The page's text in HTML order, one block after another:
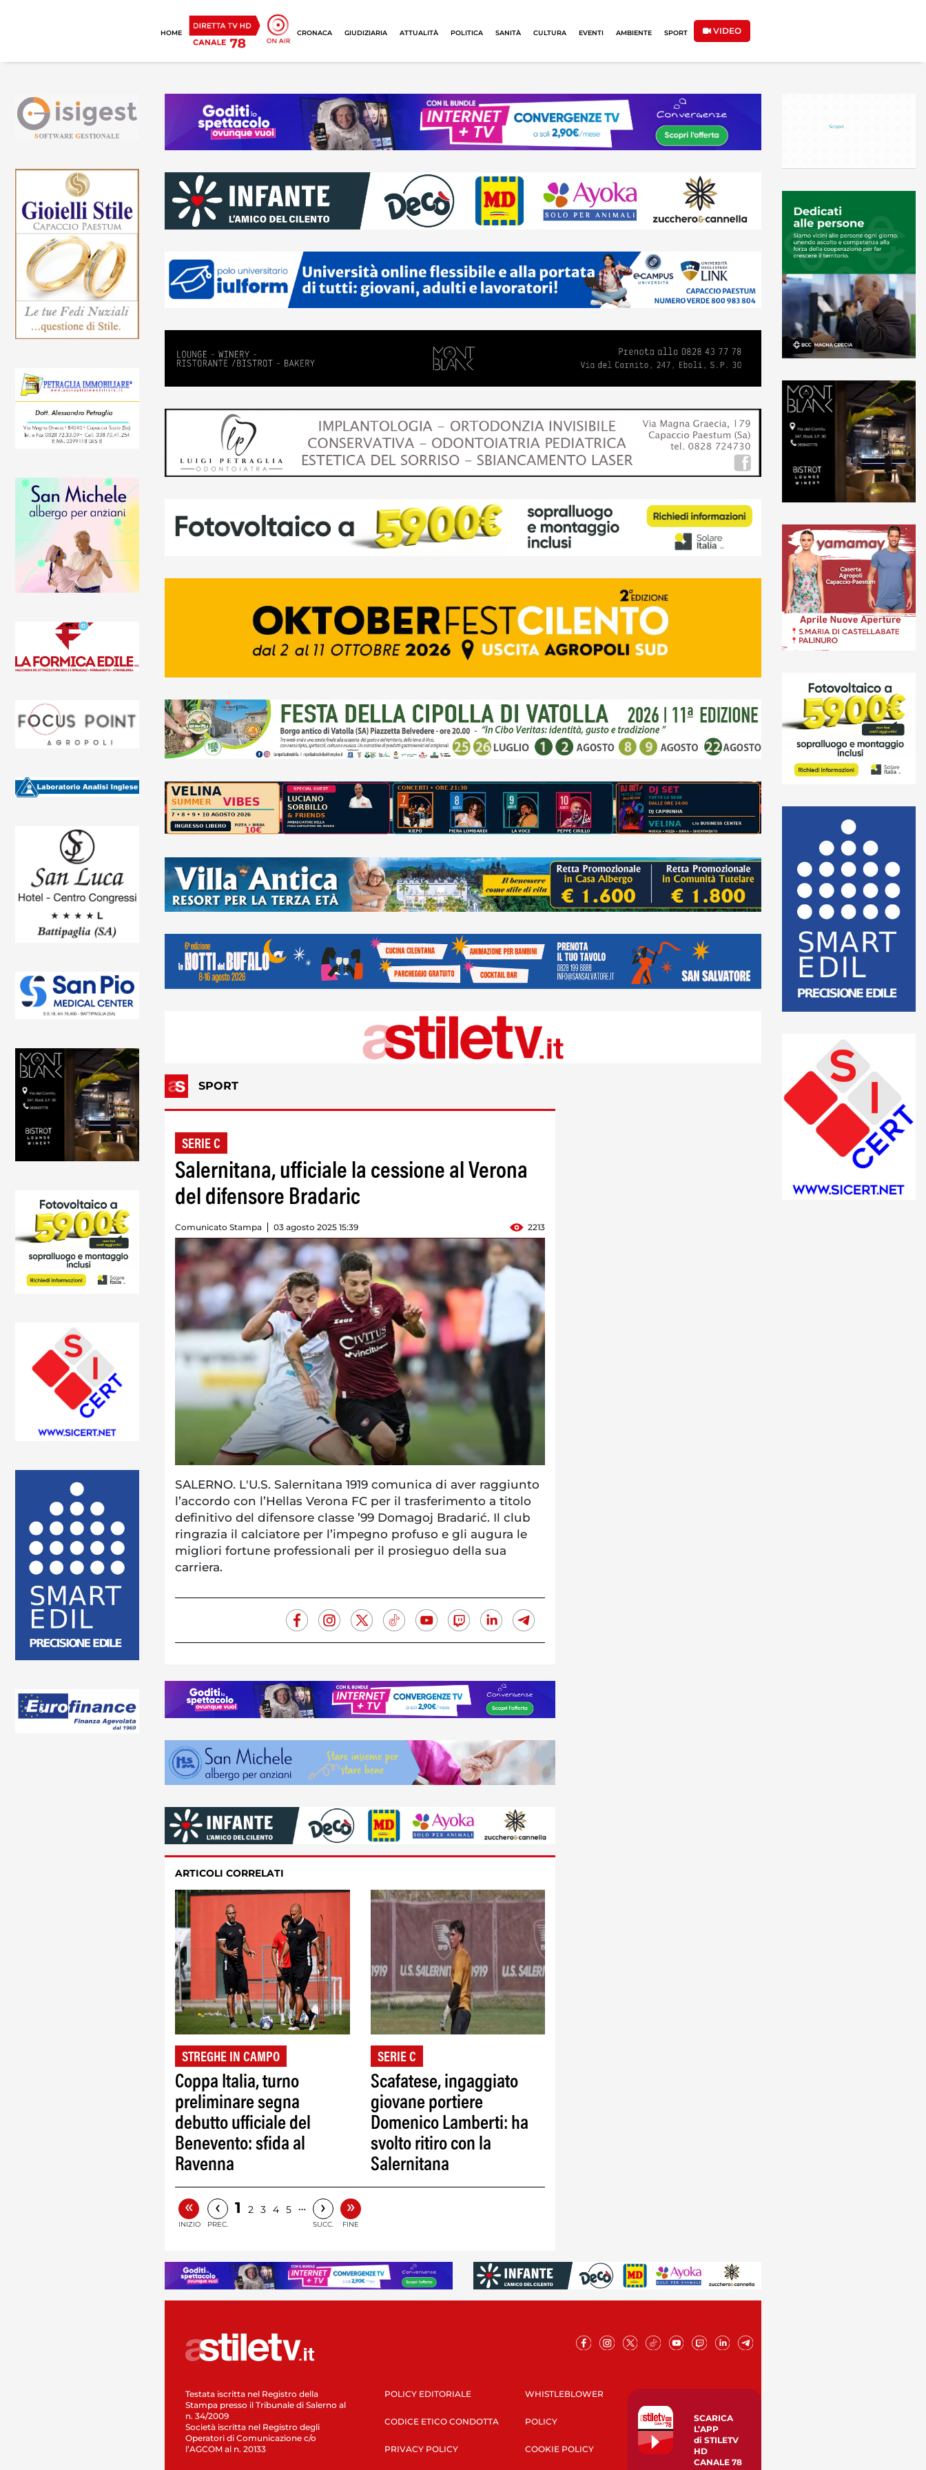
HOME CRONACA GIUDIZIARIA ATTUALITÀ POLITICA SANITÀ CULTURA EVENTI AMBIENTE SPORT VIDEO
SPORT
SERIE C
Salernitana, ufficiale la cessione al Verona
del difensore Bradaric
Comunicato Stampa 03 agosto 2025 15:39 2213
SALERNO. L'U.S. Salernitana 1919 comunica di aver raggiunto
l’accordo con l’Hellas Verona FC per il trasferimento a titolo
definitivo del difensore classe ’99 Domagoj Bradarić. Il club
ringrazia il calciatore per l’impegno profuso e gli augura le
migliori fortune professionali per il prosieguo della sua
carriera.
ARTICOLI CORRELATI
STREGHE IN CAMPO
Coppa Italia, turno
preliminare segna
debutto ufficiale del
Benevento: sfida al
Ravenna
SERIE C
Scafatese, ingaggiato
giovane portiere
Domenico Lamberti: ha
svolto ritiro con la
Salernitana
«
INIZIO
‹
PREC.
1 2 3 4 5 … ›
SUCC.
»
FINE
Testata iscritta nel Registro della
Stampa presso il Tribunale di Salerno al
n. 34/2009
Società iscritta nel Registro degli
Operatori di Comunicazione c/o
l’AGCOM al n. 20133
POLICY EDITORIALE
CODICE ETICO CONDOTTA
PRIVACY POLICY
WHISTLEBLOWER
POLICY
COOKIE POLICY
SCARICA
L’APP
di STILETV
HD
CANALE 78